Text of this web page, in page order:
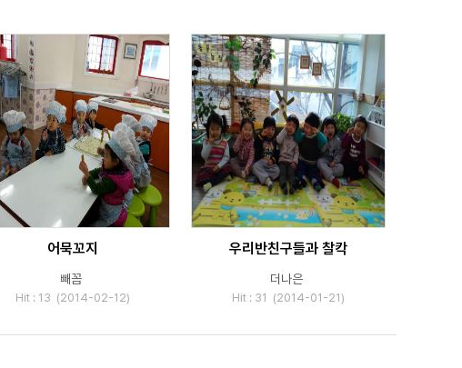
어묵꼬지
빼꼼
Hit : 13 (2014-02-12)
우리반친구들과 찰칵
더나은
Hit : 31 (2014-01-21)